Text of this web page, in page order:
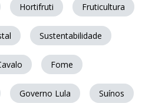
Hortifruti Fruticultura
Sustentabilidade
Fome
Governo Lula Suínos